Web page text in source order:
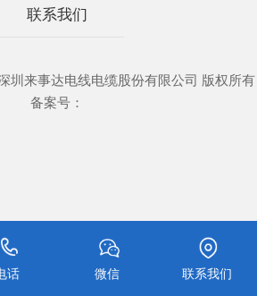
联系我们
圳来事达电线电缆股份有限公司 版权所有
备案号：
话 微信 联系我们